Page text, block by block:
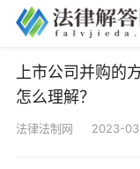
上市公司并购的
怎么理解？
法律法制网 2023-